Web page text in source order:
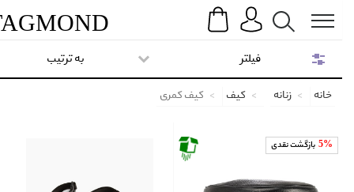
Search
TAGMOND
به ترتیب
خانه زنانه کیف کیف کمری
5% بازگشت نقدی
فیلتر